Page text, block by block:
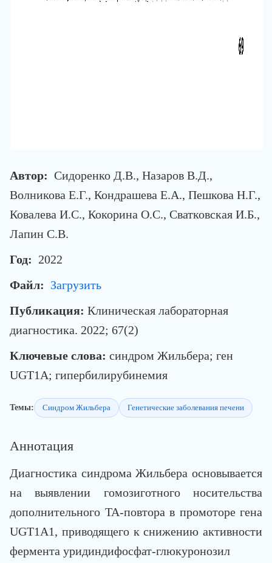
Автор: Сидоренко Д.В., Назаров В.Д.,
Волникова Е.Г., Кондрашева Е.А., Пешкова Н.Г.,
Ковалева И.С., Кокорина О.С., Сватковская И.Б.,
Лапин С.В.
Год: 2022
Файл: Загрузить
Публикация: Клиническая лабораторная
диагностика. 2022; 67(2)
Ключевые слова: синдром Жильбера; ген
UGT1A; гипербилирубинемия
Темы: Синдром Жильбера Генетические заболевания печени
Аннотация
Диагностика синдрома Жильбера основывается
на выявлении гомозиготного носительства
дополнительного TA-повтора в промоторе гена
UGT1A1, приводящего к снижению активности
фермента уридиндифосфат-глюкуронозил